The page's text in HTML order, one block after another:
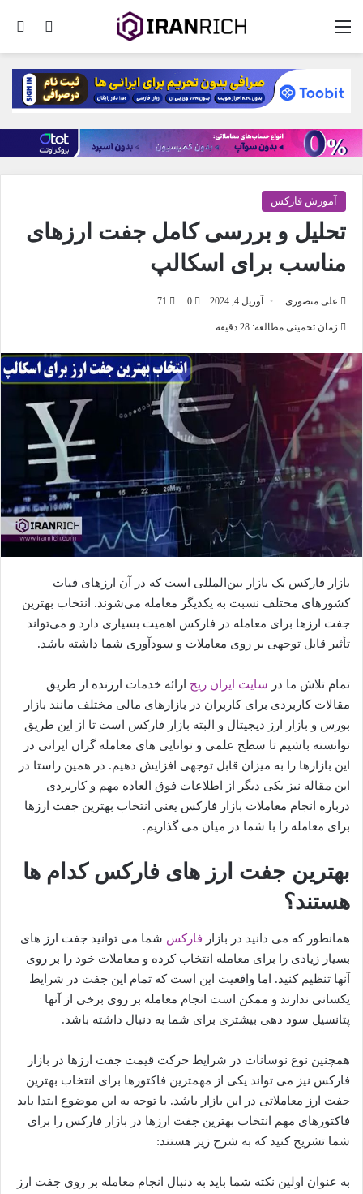
تغییر منو
آموزش فارکس
تحلیل و بررسی کامل جفت ارزهای
مناسب برای اسکالپ
علی منصوری آوریل 4, 2024 0
71
زمان تخمینی مطالعه: 28 دقیقه
بازار فارکس یک بازار بین‌المللی است که در آن ارزهای فیات
کشورهای مختلف نسبت به یکدیگر معامله می‌شوند. انتخاب بهترین
جفت ارزها برای معامله در فارکس اهمیت بسیاری دارد و می‌تواند
تأثیر قابل توجهی بر روی معاملات و سودآوری شما داشته باشد.
تمام تلاش ما در سایت ایران ریچ ارائه خدمات ارزنده از طریق
مقالات کاربردی برای کاربران در بازارهای مالی مختلف مانند بازار
بورس و بازار ارز دیجیتال و البته بازار فارکس است تا از این طریق
توانسته باشیم تا سطح علمی و توانایی های معامله گران ایرانی در
این بازارها را به میزان قابل توجهی افزایش دهیم. در همین راستا در
این مقاله نیز یکی دیگر از اطلاعات فوق العاده مهم و کاربردی
درباره انجام معاملات بازار فارکس یعنی انتخاب بهترین جفت ارزها
برای معامله را با شما در میان می گذاریم.
بهترین جفت ارز های فارکس کدام ها
هستند؟
همانطور که می دانید در بازار فارکس شما می توانید جفت ارز های
بسیار زیادی را برای معامله انتخاب کرده و معاملات خود را بر روی
آنها تنظیم کنید. اما واقعیت این است که تمام این جفت در شرایط
یکسانی ندارند و ممکن است انجام معامله بر روی برخی از آنها
پتانسیل سود دهی بیشتری برای شما به دنبال داشته باشد.
همچنین نوع نوسانات در شرایط حرکت قیمت جفت ارزها در بازار
فارکس نیز می تواند یکی از مهمترین فاکتورها برای انتخاب بهترین
جفت ارز معاملاتی در این بازار باشد. با توجه به این موضوع ابتدا باید
فاکتورهای مهم انتخاب بهترین جفت ارزها در بازار فارکس را برای
شما تشریح کنید که به شرح زیر هستند:
به عنوان اولین نکته شما باید به دنبال انجام معامله بر روی جفت ارز